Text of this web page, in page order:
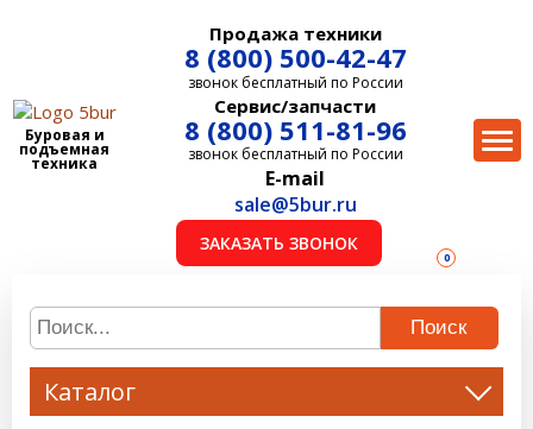
Буровая и
подъемная
техника
Продажа техники
8 (800) 500-42-47
звонок бесплатный по России
Сервис/запчасти
8 (800) 511-81-96
звонок бесплатный по России
E-mail
sale@5bur.ru
ЗАКАЗАТЬ ЗВОНОК
0
Поиск
Каталог